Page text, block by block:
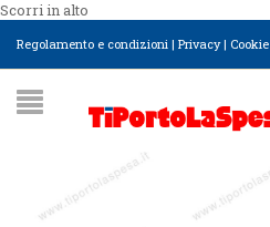
Scorri in alto
Regolamento e condizioni | Privacy| Cookie